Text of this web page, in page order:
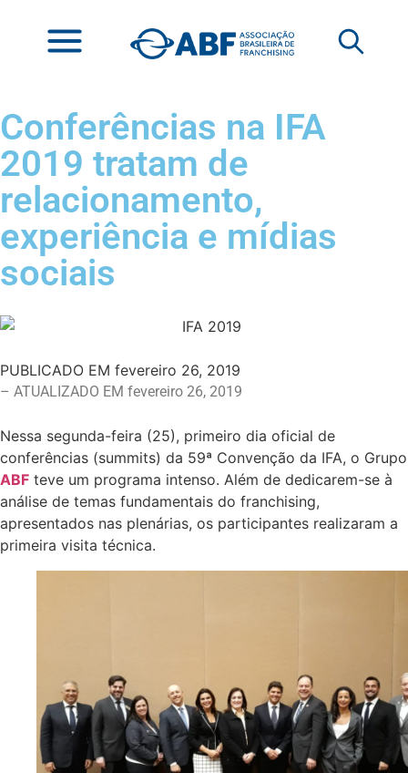
Conferências na IFA
2019 tratam de
relacionamento,
experiência e mídias
sociais
PUBLICADO EM fevereiro 26, 2019
– ATUALIZADO EM fevereiro 26, 2019
Nessa segunda-feira (25), primeiro dia oficial de
conferências (summits) da 59ª Convenção da IFA, o Grupo
ABF teve um programa intenso. Além de dedicarem-se à
análise de temas fundamentais do franchising,
apresentados nas plenárias, os participantes realizaram a
primeira visita técnica.